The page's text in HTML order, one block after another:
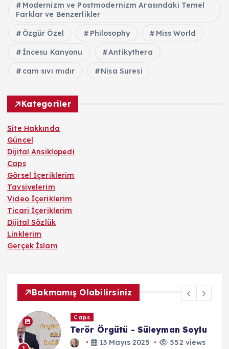
Modernizm ve Postmodernizm Arasındaki Temel
Farklar ve Benzerlikler
Özgür Özel Philosophy Miss World
İncesu Kanyonu Antikythera
cam sıvı mıdır Nisa Suresi
Kategoriler
Site Hakkında
Güncel
Dijital Ansiklopedi
Caps
Görsel İçeriklerim
Tavsiyelerim
Video İçeriklerim
Ticari İçeriklerim
Dijital Sözlük
Linklerim
Gerçek İslam
Bakmamış Olabilirsiniz
de
Was Ist Liebe?
24 Ekim 2025 552 views